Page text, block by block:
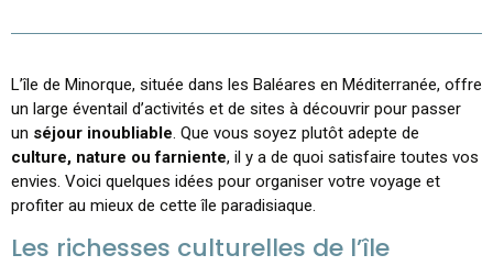
L’île de Minorque, située dans les Baléares en Méditerranée, offre
un large éventail d’activités et de sites à découvrir pour passer
un séjour inoubliable. Que vous soyez plutôt adepte de
culture, nature ou farniente, il y a de quoi satisfaire toutes vos
envies. Voici quelques idées pour organiser votre voyage et
profiter au mieux de cette île paradisiaque.
Les richesses culturelles de l’île